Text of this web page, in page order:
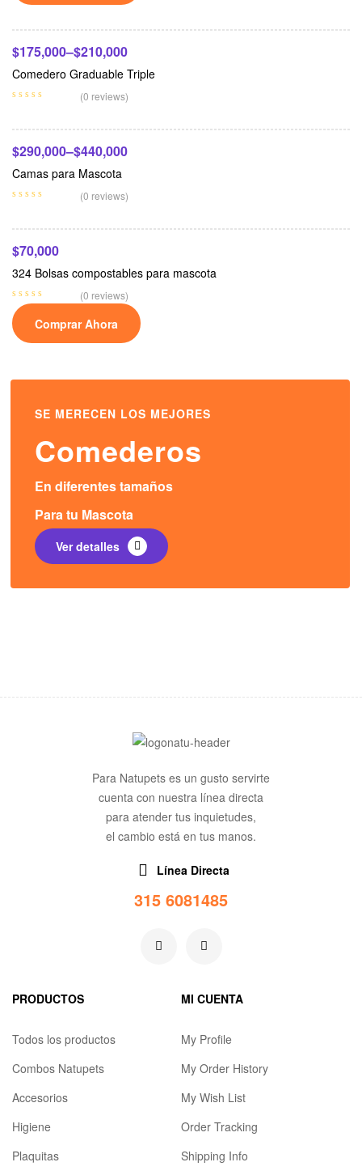
$175,000–$210,000
Comedero Graduable Triple
(0 reviews)
$290,000–$440,000
Camas para Mascota
(0 reviews)
$70,000
324 Bolsas compostables para mascota
(0 reviews)
Comprar Ahora
SE MERECEN LOS MEJORES
Comederos
En diferentes tamaños
Para tu Mascota
Ver detalles
Para Natupets es un gusto servirte
cuenta con nuestra línea directa
para atender tus inquietudes,
el cambio está en tus manos.
Línea Directa
315 6081485
PRODUCTOS
Todos los productos
Combos Natupets
Accesorios
Higiene
Plaquitas
MI CUENTA
My Profile
My Order History
My Wish List
Order Tracking
Shipping Info